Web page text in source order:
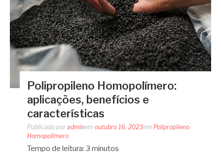
Polipropileno Homopolímero:
aplicações, benefícios e
características
Publicado por adminem outubro 16, 2023em Polipropileno
Homopolímero
Tempo de leitura: 3 minutos